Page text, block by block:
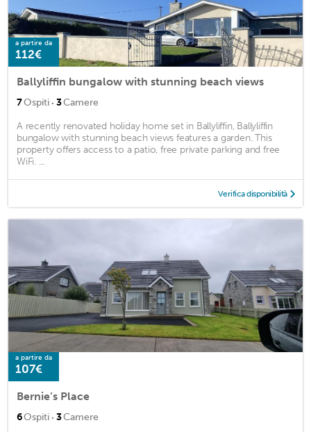
a partire da
112€
Ballyliffin bungalow with stunning beach views
7Ospiti · 3Camere
A recently renovated holiday home set in Ballyliffin, Ballyliffin
bungalow with stunning beach views features a garden. This
property offers access to a patio, free private parking and free
WiFi. ...
Verifica disponibilità
a partire da
107€
Bernie’s Place
6Ospiti · 3Camere